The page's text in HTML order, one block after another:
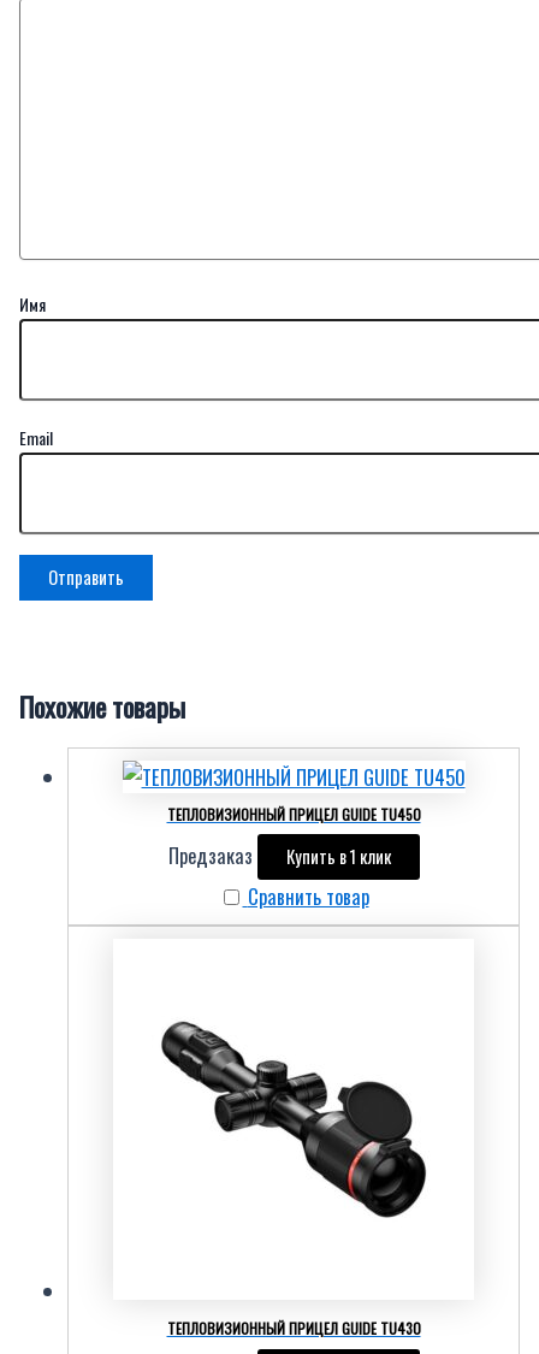
Имя
Email
Похожие товары
ТЕПЛОВИЗИОННЫЙ ПРИЦЕЛ GUIDE TU450
Предзаказ Купить в 1 клик
Сравнить товар
ТЕПЛОВИЗИОННЫЙ ПРИЦЕЛ GUIDE TU430